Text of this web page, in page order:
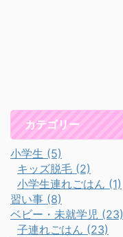
カテゴリー
小学生 (5)
キッズ脱毛 (2)
小学生連れごはん (1)
習い事 (8)
ベビー・未就学児 (23)
子連れごはん (23)